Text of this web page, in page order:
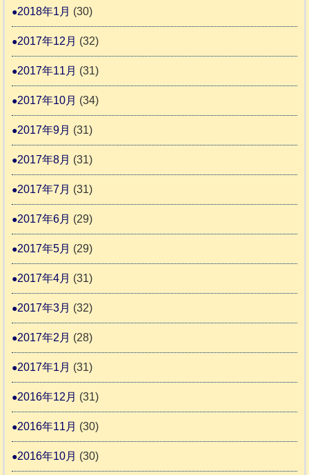
2018年1月 (30)
2017年12月 (32)
2017年11月 (31)
2017年10月 (34)
2017年9月 (31)
2017年8月 (31)
2017年7月 (31)
2017年6月 (29)
2017年5月 (29)
2017年4月 (31)
2017年3月 (32)
2017年2月 (28)
2017年1月 (31)
2016年12月 (31)
2016年11月 (30)
2016年10月 (30)